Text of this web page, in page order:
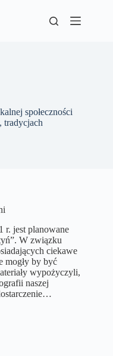
społeczności
tradycjach
r. jest planowane
W związku
ciekawe
mogły by być
wypożyczyli,
naszej